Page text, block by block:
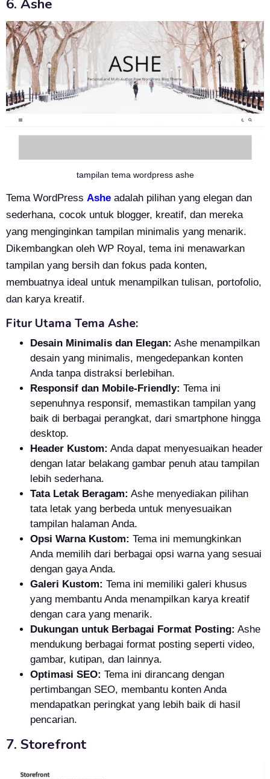
tampilan tema wordpress ashe
Tema WordPress Ashe adalah pilihan yang elegan dan
sederhana, cocok untuk blogger, kreatif, dan mereka
yang menginginkan tampilan minimalis yang menarik.
Dikembangkan oleh WP Royal, tema ini menawarkan
tampilan yang bersih dan fokus pada konten,
membuatnya ideal untuk menampilkan tulisan, portofolio,
dan karya kreatif.
Fitur Utama Tema Ashe:
Desain Minimalis dan Elegan: Ashe menampilkan
desain yang minimalis, mengedepankan konten
Anda tanpa distraksi berlebihan.
Responsif dan Mobile-Friendly: Tema ini
sepenuhnya responsif, memastikan tampilan yang
baik di berbagai perangkat, dari smartphone hingga
desktop.
Header Kustom: Anda dapat menyesuaikan header
dengan latar belakang gambar penuh atau tampilan
lebih sederhana.
Tata Letak Beragam: Ashe menyediakan pilihan
tata letak yang berbeda untuk menyesuaikan
tampilan halaman Anda.
Opsi Warna Kustom: Tema ini memungkinkan
Anda memilih dari berbagai opsi warna yang sesuai
dengan gaya Anda.
Galeri Kustom: Tema ini memiliki galeri khusus
yang membantu Anda menampilkan karya kreatif
dengan cara yang menarik.
Dukungan untuk Berbagai Format Posting: Ashe
mendukung berbagai format posting seperti video,
gambar, kutipan, dan lainnya.
Optimasi SEO: Tema ini dirancang dengan
pertimbangan SEO, membantu konten Anda
mendapatkan peringkat yang lebih baik di hasil
pencarian.
7. Storefront